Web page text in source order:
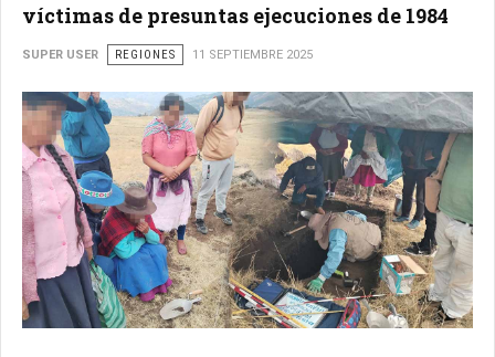
víctimas de presuntas ejecuciones de 1984
SUPER USER REGIONES 11 SEPTIEMBRE 2025